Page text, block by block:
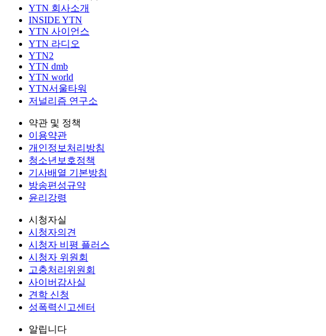
YTN 회사소개
INSIDE YTN
YTN 사이언스
YTN 라디오
YTN2
YTN dmb
YTN world
YTN서울타워
저널리즘 연구소
약관 및 정책
이용약관
개인정보처리방침
청소년보호정책
기사배열 기본방침
방송편성규약
윤리강령
시청자실
시청자의견
시청자 비평 플러스
시청자 위원회
고충처리위원회
사이버감사실
견학 신청
성폭력신고센터
알립니다